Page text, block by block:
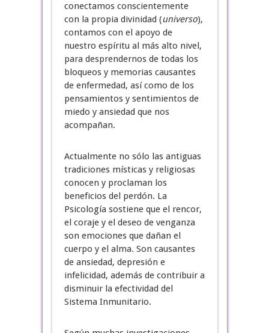
conectamos conscientemente
con la propia divinidad (universo),
contamos con el apoyo de
nuestro espíritu al más alto nivel,
para desprendernos de todas los
bloqueos y memorias causantes
de enfermedad, así como de los
pensamientos y sentimientos de
miedo y ansiedad que nos
acompañan.
Actualmente no sólo las antiguas
tradiciones místicas y religiosas
conocen y proclaman los
beneficios del perdón. La
Psicología sostiene que el rencor,
el coraje y el deseo de venganza
son emociones que dañan el
cuerpo y el alma. Son causantes
de ansiedad, depresión e
infelicidad, además de contribuir a
disminuir la efectividad del
Sistema Inmunitario.